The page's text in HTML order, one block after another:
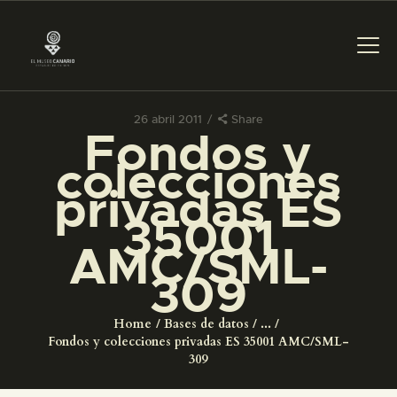
26 abril 2011 Share
Fondos y
colecciones
privadas ES
35001
AMC/SML-
309
Home Bases de datos
...
Fondos y colecciones privadas ES 35001 AMC/SML-
309
PREPARAR LA VISITA
ACTIVIDADES
█
EL MUSEO
COLECCIONES